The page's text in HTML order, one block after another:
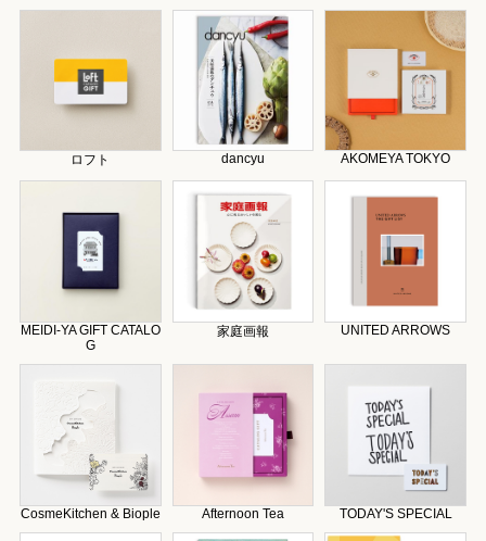
ロフト dancyu AKOMEYA TOKYO
MEIDI-YA GIFT CATALO
G
家庭画報 UNITED ARROWS
CosmeKitchen & Biople Afternoon Tea TODAY'S SPECIAL